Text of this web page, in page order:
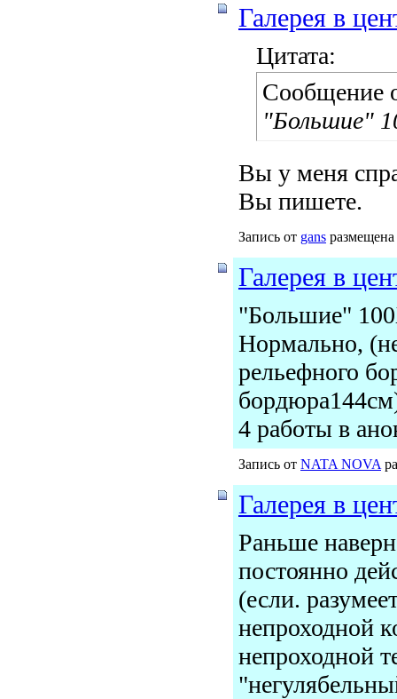
Галерея в
Цитата:
Сообщение
"Большие"
Вы у меня
Вы пишете.
Запись от gans
Галерея в
"Большие"
Нормально,
рельефного
4 работы в
Запись от NATA NOVA
Галерея в
Раньше
постоянно
(если.
непроходной
непроходной